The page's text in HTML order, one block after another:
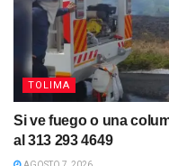
TOLIMA
Si ve fuego o una
al 313 293 4649